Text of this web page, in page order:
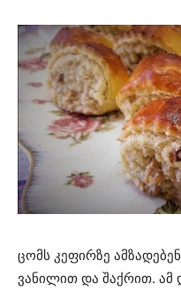
ცომს კეფირზე
ვანილით და შაქრით. ამ